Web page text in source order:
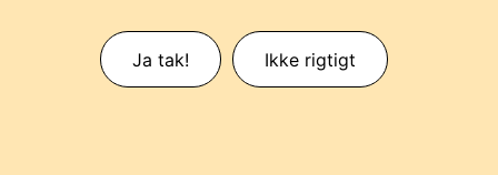
Ja tak! Ikke rigtigt